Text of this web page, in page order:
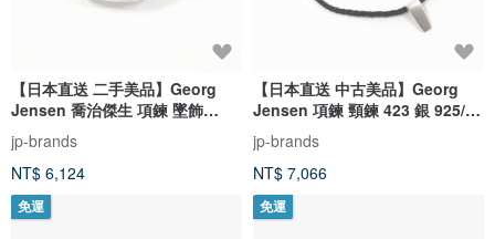
【日本直送 二手美品】Georg
Jensen 喬治傑生 項鍊 墜飾
2002 愛心 銀 925 重新拋光 精品
jp-brands
NT$ 6,124
【日本直送 中古美品】Georg
Jensen 項鍊 頸鍊 423 銀 925/皮
jp-brands
NT$ 7,066
免運 免運